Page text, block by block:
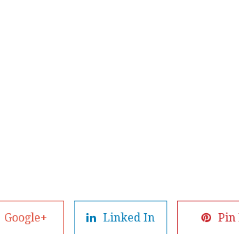
Google+ Linked In Pin